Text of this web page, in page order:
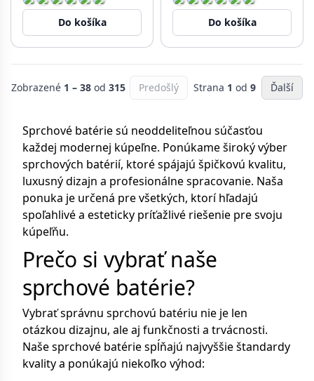
Do košíka Do košíka
Zobrazené 1 – 38 od 315 Predošlý Strana 1 od 9 Ďalší
Sprchové batérie sú neoddeliteľnou súčasťou
každej modernej kúpeľne. Ponúkame široký výber
sprchových batérií, ktoré spájajú špičkovú kvalitu,
luxusný dizajn a profesionálne spracovanie. Naša
ponuka je určená pre všetkých, ktorí hľadajú
spoľahlivé a esteticky príťažlivé riešenie pre svoju
kúpeľňu.
Prečo si vybrať naše
sprchové batérie?
Vybrať správnu sprchovú batériu nie je len
otázkou dizajnu, ale aj funkčnosti a trvácnosti.
Naše sprchové batérie spĺňajú najvyššie štandardy
kvality a ponúkajú niekoľko výhod: